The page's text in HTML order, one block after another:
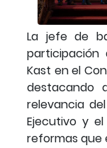
La jefe de
participación
Kast en el
destacando
relevancia
Ejecutivo y
reformas que